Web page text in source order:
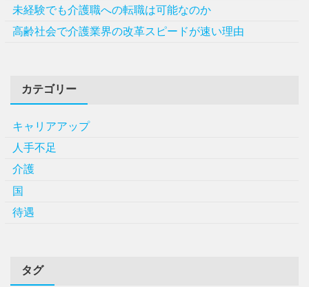
未経験でも介護職への転職は可能なのか
高齢社会で介護業界の改革スピードが速い理由
カテゴリー
キャリアアップ
人手不足
介護
国
待遇
タグ